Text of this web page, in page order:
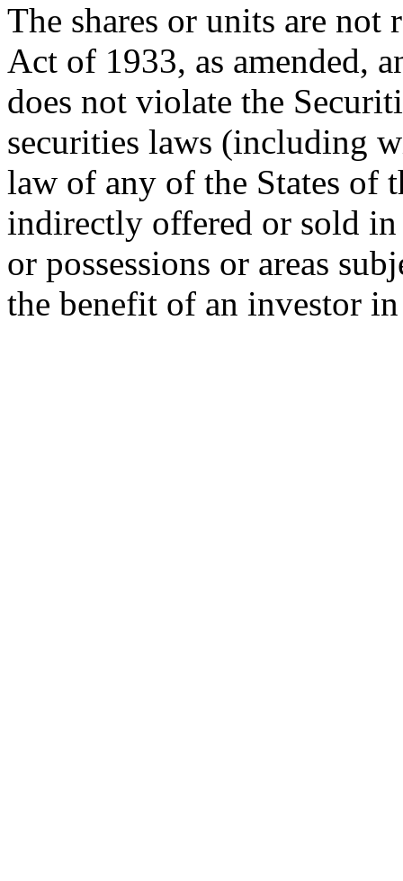
The shares or units are not
Act of 1933, as amended,
does not violate the
securities laws (including
law of any of the States of
indirectly offered or sold
or possessions or areas
the benefit of an investor